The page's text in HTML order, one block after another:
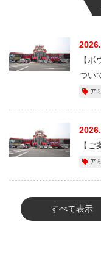
【
つい
ア
【
ア
すべて表示